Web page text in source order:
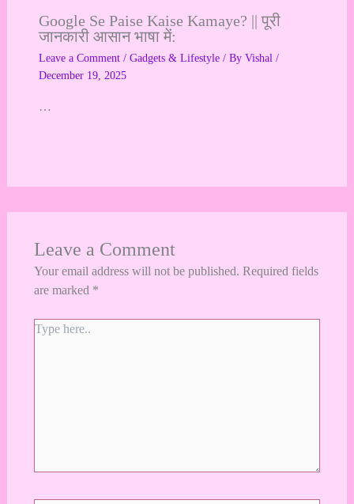
Google Se Paise Kaise Kamaye? || पूरी
जानकारी आसान भाषा में:
Leave a Comment / Gadgets & Lifestyle/ By Vishal /
December 19, 2025
…
Leave a Comment
Your email address will not be published. Required fields
are marked *
Type